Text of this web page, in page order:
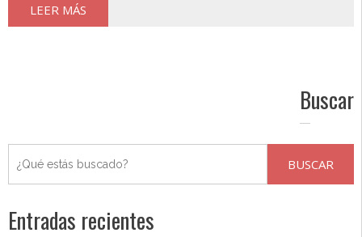
LEER MÁS
Buscar
Entradas recientes